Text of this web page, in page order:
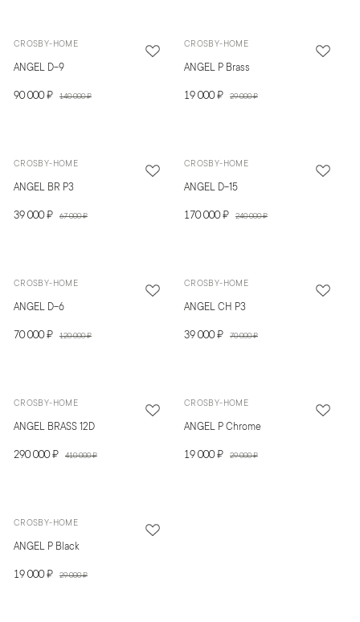
CROSBY-HOME
ANGEL D-9
90 000 ₽ 140 000 ₽
CROSBY-HOME
ANGEL P Brass
19 000 ₽ 29 000 ₽
CROSBY-HOME
ANGEL BR P3
39 000 ₽ 67 000 ₽
CROSBY-HOME
ANGEL D-15
170 000 ₽ 240 000 ₽
CROSBY-HOME
ANGEL D-6
70 000 ₽ 120 000 ₽
CROSBY-HOME
ANGEL CH P3
39 000 ₽ 70 000 ₽
CROSBY-HOME
ANGEL BRASS 12D
290 000 ₽ 410 000 ₽
CROSBY-HOME
ANGEL P Chrome
19 000 ₽ 29 000 ₽
CROSBY-HOME
ANGEL P Black
19 000 ₽ 29 000 ₽